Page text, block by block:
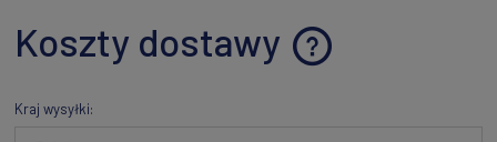
Koszty dostawy
Cena nie zawiera ewentualnych kosztów płatności
Kraj wysyłki: